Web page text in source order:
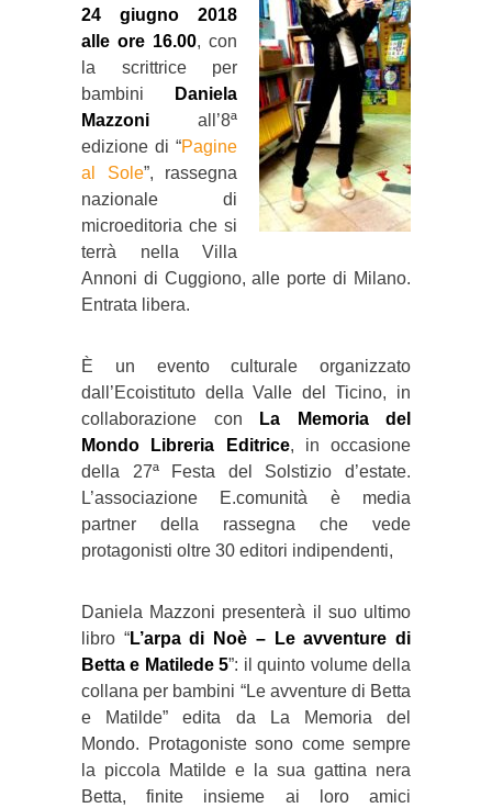
24 giugno 2018
alle ore 16.00, con
la scrittrice per
bambini
Daniela
Mazzoni all’8ª
edizione di “Pagine
al Sole”, rassegna
nazionale di
microeditoria che si
terrà nella Villa
Annoni di Cuggiono, alle porte di Milano.
Entrata libera.
È un evento culturale organizzato
dall’Ecoistituto della Valle del Ticino, in
collaborazione con
La Memoria del
Mondo Libreria Editrice, in occasione
della 27ª Festa del Solstizio d’estate.
L’associazione E.comunità è media
partner della rassegna che vede
protagonisti oltre 30 editori indipendenti,
Daniela Mazzoni presenterà il suo ultimo
libro “L’arpa di Noè – Le avventure di
Betta e Matilede 5”: il quinto volume della
collana per bambini “Le avventure di Betta
e Matilde” edita da La Memoria del
Mondo. Protagoniste sono come sempre
la piccola Matilde e la sua gattina nera
Betta, finite insieme ai loro amici